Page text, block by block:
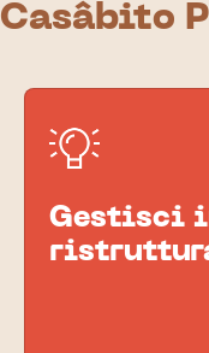
Casâbito
Gestisci